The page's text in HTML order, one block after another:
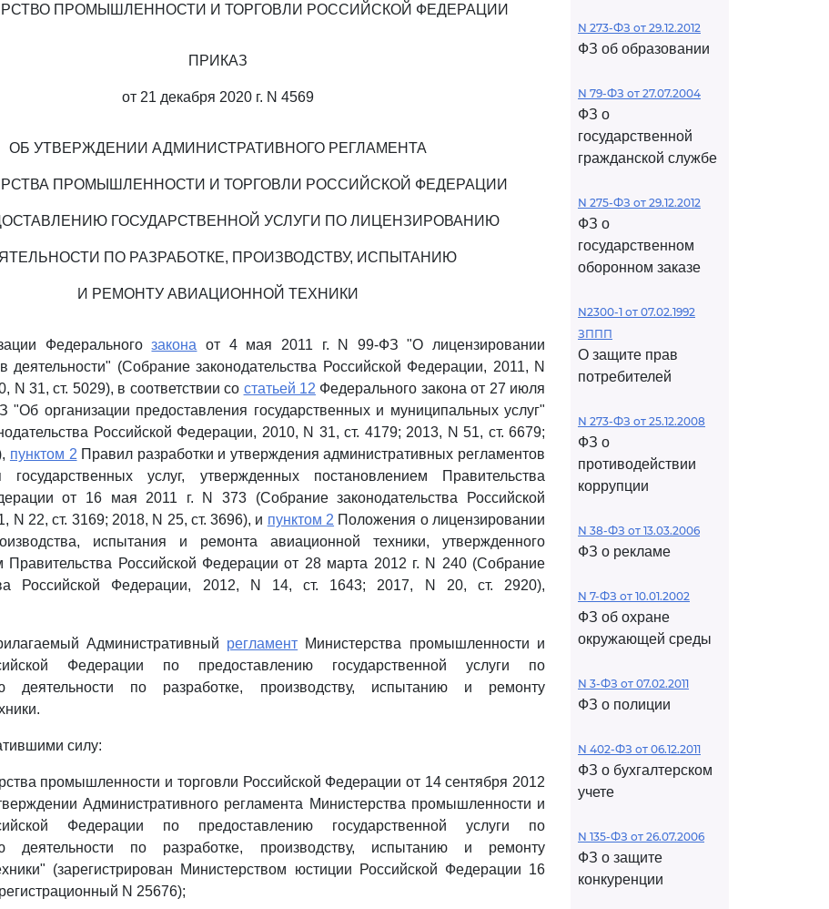
ПРОМЫШЛЕННОСТИ И ТОРГОВЛИ РОССИЙСКОЙ ФЕДЕРАЦИИ
ПРИКАЗ
от 21 декабря 2020 г. N 4569
ОБ УТВЕРЖДЕНИИ АДМИНИСТРАТИВНОГО РЕГЛАМЕНТА
ПРОМЫШЛЕННОСТИ И ТОРГОВЛИ РОССИЙСКОЙ ФЕДЕРАЦИИ
ГОСУДАРСТВЕННОЙ УСЛУГИ ПО ЛИЦЕНЗИРОВАНИЮ
ПО РАЗРАБОТКЕ, ПРОИЗВОДСТВУ, ИСПЫТАНИЮ
И РЕМОНТУ АВИАЦИОННОЙ ТЕХНИКИ
Федеральногозакона от 4 мая 2011 г. N 99-ФЗ "О лицензировании
деятельности" (Собрание законодательства Российской Федерации, 2011, N
N 31, ст. 5029), в соответствии со статьей 12 Федерального закона от 27 июля
"Об организации предоставления государственных и муниципальных услуг"
Российской Федерации, 2010, N 31, ст. 4179; 2013, N 51, ст. 6679;
пунктом 2 Правил разработки и утверждения административных регламентов
государственных услуг, утвержденных постановлением Правительства
от 16 мая 2011 г. N 373 (Собрание законодательства Российской
N 22, ст. 3169; 2018, N 25, ст. 3696), и пунктом 2 Положения о лицензировании
испытания и ремонта авиационной техники, утвержденного
Правительства Российской Федерации от 28 марта 2012 г. N 240 (Собрание
Российской Федерации, 2012, N 14, ст. 1643; 2017, N 20, ст. 2920),
Административный регламент Министерства промышленности и
Федерации по предоставлению государственной услуги по
деятельности по разработке, производству, испытанию и ремонту
силу:
промышленности и торговли Российской Федерации от 14 сентября 2012
Административного регламента Министерства промышленности и
Федерации по предоставлению государственной услуги по
деятельности по разработке, производству, испытанию и ремонту
(зарегистрирован Министерством юстиции Российской Федерации 16
N 25676);
N 273-ФЗ от 29.12.2012
ФЗ об образовании
N 79-ФЗ от 27.07.2004
ФЗ о
государственной
гражданской службе
N 275-ФЗ от 29.12.2012
ФЗ о
государственном
оборонном заказе
N2300-1 от 07.02.1992
ЗППП
О защите прав
потребителей
N 273-ФЗ от 25.12.2008
ФЗ о
противодействии
коррупции
N 38-ФЗ от 13.03.2006
ФЗ о рекламе
N 7-ФЗ от 10.01.2002
ФЗ об охране
окружающей среды
N 3-ФЗ от 07.02.2011
ФЗ о полиции
N 402-ФЗ от 06.12.2011
ФЗ о бухгалтерском
учете
N 135-ФЗ от 26.07.2006
ФЗ о защите
конкуренции